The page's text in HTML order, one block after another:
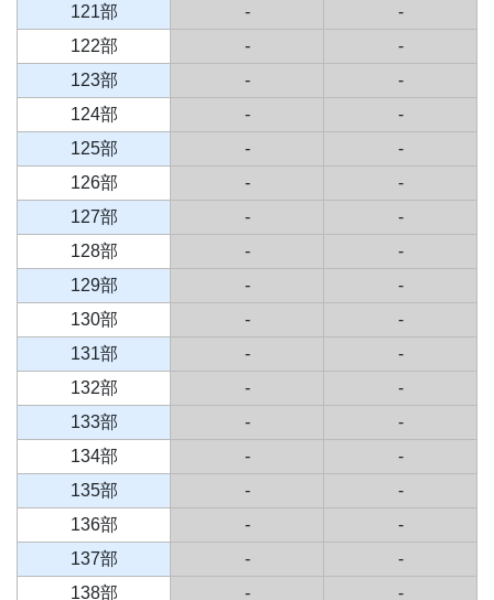
121部
-
-
122部
-
-
123部
-
-
124部
-
-
125部
-
-
126部
-
-
127部
-
-
128部
-
-
129部
-
-
130部
-
-
131部
-
-
132部
-
-
133部
-
-
134部
-
-
135部
-
-
136部
-
-
137部
-
-
138部
-
-